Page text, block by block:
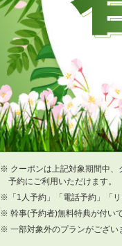
※ クーポンは上記対象期間中、
予約にご利用いただけます。
※「1人予約」「電話予約」「リ
※ 幹事(予約者)無料特典が付い
※ 一部対象外のプランがござい